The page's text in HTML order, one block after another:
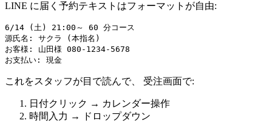
LINE に届く予約テキストはフォーマットが自由:
6/14 (土) 21:00～ 60 分コース
源氏名: サクラ (本指名)
お客様: 山田様 080-1234-5678
これをスタッフが目で読んで、 受注画面で:
日付クリック → カレンダー操作
時間入力 → ドロップダウン